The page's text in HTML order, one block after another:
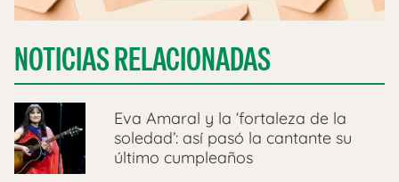
NOTICIAS RELACIONADAS
Eva Amaral y la ‘fortaleza de la
soledad’: así pasó la cantante su
último cumpleaños